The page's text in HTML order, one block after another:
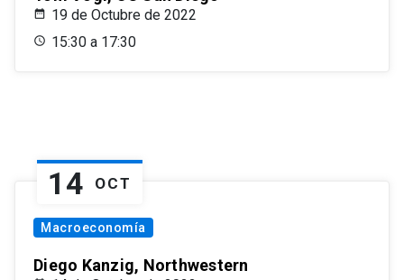
19 de Octubre de 2022
15:30 a 17:30
14 OCT
Macroeconomía
Diego Kanzig, Northwestern